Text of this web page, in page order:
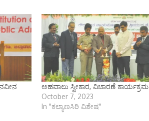
ಅಹವಾಲು ಸ್ವೀಕಾರ, ವಿಚಾರಣೆ ಕಾರ್ಯಕ್ರಮ
October 7, 2023
In "ಕಲ್ಯಾಣಸಿರಿ ವಿಶೇಷ"